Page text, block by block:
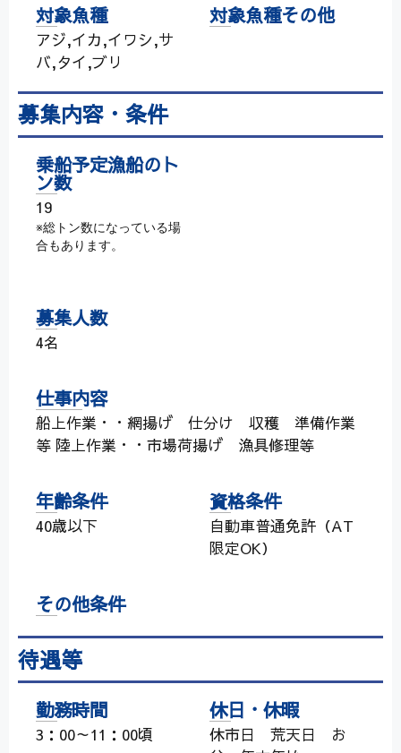
対象魚種
アジ,イカ,イワシ,サ
バ,タイ,ブリ
対象魚種その他
募集内容・条件
乗船予定漁船のト
ン数
19
※総トン数になっている場
合もあります。
募集人数
4名
仕事内容
船上作業・・網揚げ 仕分け 収穫 準備作業
等 陸上作業・・市場荷揚げ 漁具修理等
年齢条件
40歳以下
資格条件
自動車普通免許（AT
限定OK）
その他条件
待遇等
勤務時間
3：00～11：00頃
休日・休暇
休市日 荒天日 お